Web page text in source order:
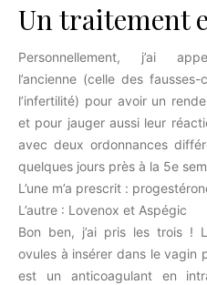
Un traitement
Personnellement, j’ai
l’ancienne (celle des
l’infertilité) pour avoir un
et pour jauger aussi leur
avec deux ordonnances
quelques jours près à la 5e
L’une m’a prescrit :
L’autre : Lovenox et Aspégic
Bon ben, j’ai pris les trois !
ovules à insérer dans le vagin
est un anticoagulant en